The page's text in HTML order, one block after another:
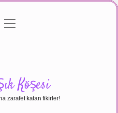
Politikası
menüyü
Köşesi
zarafet katan fikirler!